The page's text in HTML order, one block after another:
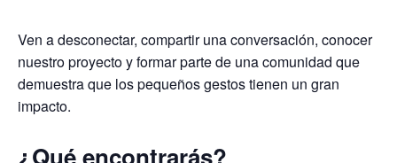
Ven a desconectar, compartir una conversación, conocer
nuestro proyecto y formar parte de una comunidad que
demuestra que los pequeños gestos tienen un gran
impacto.
¿Qué encontrarás?